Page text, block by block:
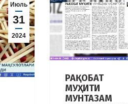
Июль
31
2024
РАҚОБАТ
МУҲИТИ
МУНТАЗАМ